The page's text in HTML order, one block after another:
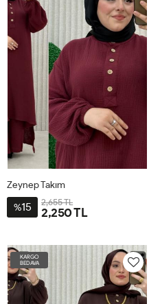
BDN-
Zeynep Takım
%15 2,655 TL
2,250 TL
KARGO
BEDAVA